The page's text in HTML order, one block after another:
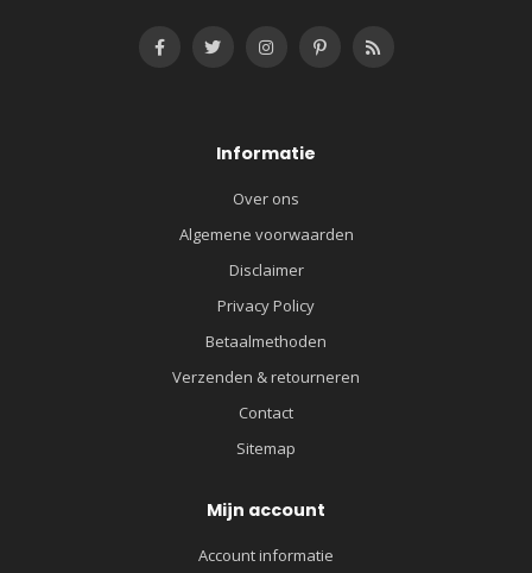
Informatie
Over ons
Algemene voorwaarden
Disclaimer
Privacy Policy
Betaalmethoden
Verzenden & retourneren
Contact
Sitemap
Mijn account
Account informatie